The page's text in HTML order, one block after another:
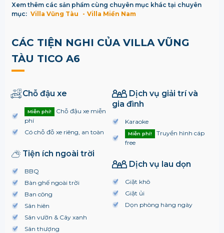
Xem thêm các sản phẩm cùng chuyên mục khác tại chuyên
mục: Villa Vũng Tàu Villa Miền Nam
CÁC TIỆN NGHI CỦA VILLA VŨNG
TÀU TICO A6
Chỗ đậu xe
Miễn phí!
Chỗ đậu xe miễn
phí
Có chỗ đỗ xe riêng, an toàn
Tiện ích ngoài trời
BBQ
Bàn ghế ngoài trời
Ban công
Sân hiên
Sân vườn & Cây xanh
Sân thượng
Dịch vụ giải trí và
gia đình
Karaoke
Miễn phí!
Truyền hình cáp
free
Dịch vụ lau dọn
Giặt khô
Giặt ủi
Dọn phòng hàng ngày